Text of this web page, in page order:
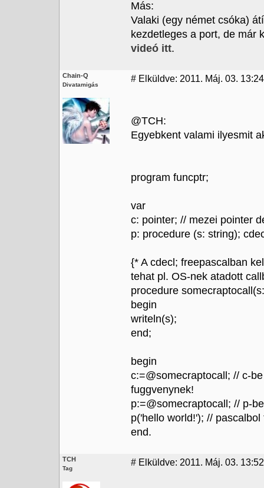
Más:
Valaki (egy német csóka)
kezdetleges a port, de már
videó itt.
Chain-Q
Divatamigás
# Elküldve: 2011. Máj. 03. 13:24
@TCH:
Egyebkent valami ilyesmit
program funcptr;
var
c: pointer; // mezei pointer
p: procedure (s: string);
{* A cdecl; freepascalban
tehat pl. OS-nek atadott
procedure
begin
writeln(s);
end;
begin
c:=@somecraptocall; // c-
fuggvenynek!
p:=@somecraptocall; // p-
p('hello world!'); //
end.
TCH
Tag
# Elküldve: 2011. Máj. 03. 13:52